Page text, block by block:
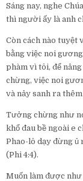
Sáng nay, nghe
thì người ấy là anh
Còn cách nào tuyệt
bằng việc noi
phàm vì tôi, để
chừng, việc noi
và nảy sanh ra
Tưởng chừng như
khổ đau bề ngoài e
Phao-lô dạy đừng ủ
(Phi 4:4).
Muốn làm được